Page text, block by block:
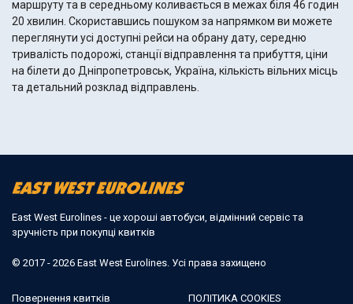
маршруту та в середньому коливається в межах біля 46 годин
20 хвилин. Скориставшись пошуком за напрямком ви можете
переглянути усі доступні рейси на обрану дату, середню
тривалість подорожі, станції відправлення та прибуття, ціни
на білети до Дніпропетровськ, Україна, кількість вільних місць
та детальний розклад відправлень.
East West Eurolines - це хороші автобуси, відмінний сервіс та
зручність при покупці квитків
© 2017 - 2026 East West Eurolines. Усі права захищено
Повернення квитків ПОЛІТИКА COOKIES